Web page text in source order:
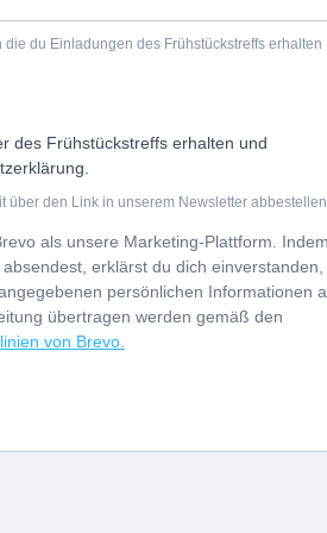
du Einladungen des Frühstückstreffs erhalten
des Frühstückstreffs erhalten und
über den Link in unserem Newsletter
als unsere Marketing-Plattform.
erklärst du dich einverstanden,
persönlichen Informationen
übertragen werden gemäß den
von Brevo.